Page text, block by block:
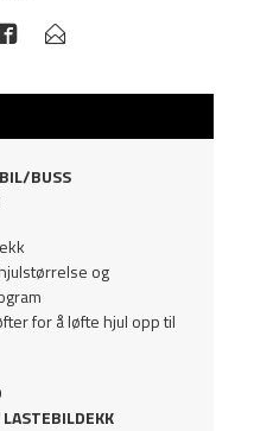
BUSS
og
for å løfte hjul opp til